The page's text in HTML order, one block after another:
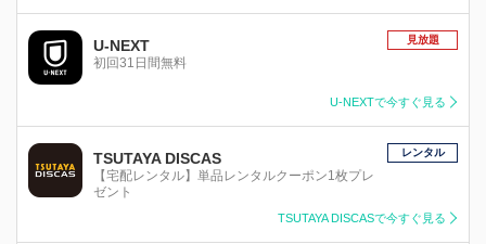
U-NEXT
初回31日間無料
見放題
U-NEXTで今すぐ見る
TSUTAYA DISCAS
【宅配レンタル】単品レンタルクーポン1枚プレ
ゼント
レンタル
TSUTAYA DISCASで今すぐ見る